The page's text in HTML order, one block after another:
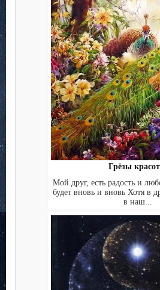
Грёзы
Мой друг, есть радость и
будет вновь и вновь Хотя в
в наш...